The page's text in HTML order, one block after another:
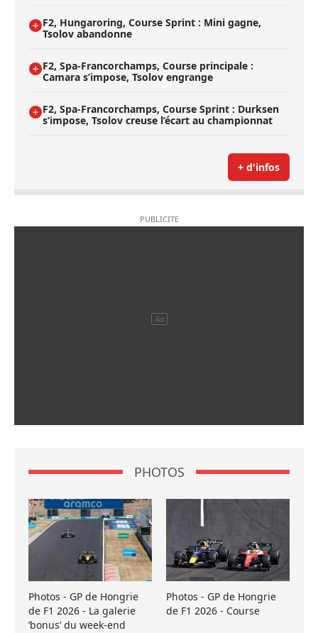
F2, Hungaroring, Course Sprint : Mini gagne,
Tsolov abandonne
F2, Spa-Francorchamps, Course principale :
Camara s’impose, Tsolov engrange
F2, Spa-Francorchamps, Course Sprint : Durksen
s’impose, Tsolov creuse l’écart au championnat
+ d'infos
PHOTOS
Photos - GP de Hongrie
de F1 2026 - La galerie
’bonus’ du week-end
Photos - GP de Hongrie
de F1 2026 - Course